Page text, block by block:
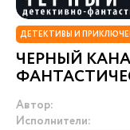
ДЕТЕКТИВЫ И
ЧЕРНЫЙ
Автор:
Исполнители: